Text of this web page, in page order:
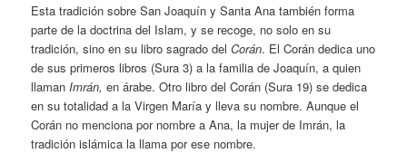
Esta tradición sobre San Joaquín y Santa Ana también forma
parte de la doctrina del Islam, y se recoge, no solo en su
tradición, sino en su libro sagrado delCorán. El Corán dedica uno
de sus primeros libros (Sura 3) a la familia de Joaquín, a quien
llamanImrán, en árabe. Otro libro del Corán (Sura 19) se dedica
en su totalidad a la Virgen María y lleva su nombre. Aunque el
Corán no menciona por nombre a Ana, la mujer de Imrán, la
tradición islámica la llama por ese nombre.